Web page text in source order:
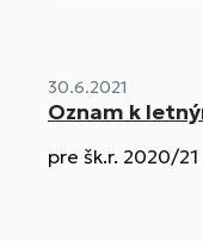
30.6.2021
Oznam k
pre šk.r. 2020/21